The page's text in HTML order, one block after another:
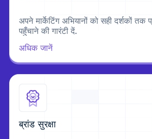
अपने मार्केटिंग अभियानों को सही दर्शकों तक
पहुँचाने की गारंटी दें.
अधिक जानें
ब्रांड सुरक्षा